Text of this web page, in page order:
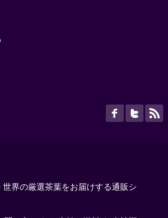
界の厳選茶葉をお届けする通販シ